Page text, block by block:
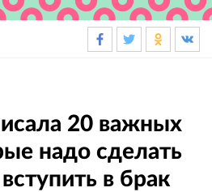
20 важных
надо сделать
в брак